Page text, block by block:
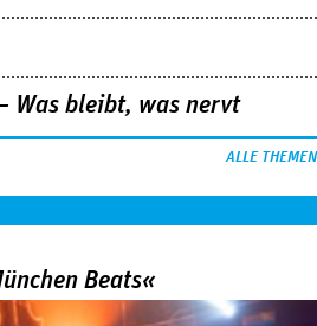
Was bleibt, was nervt
ALLE THEMEN
Beats«